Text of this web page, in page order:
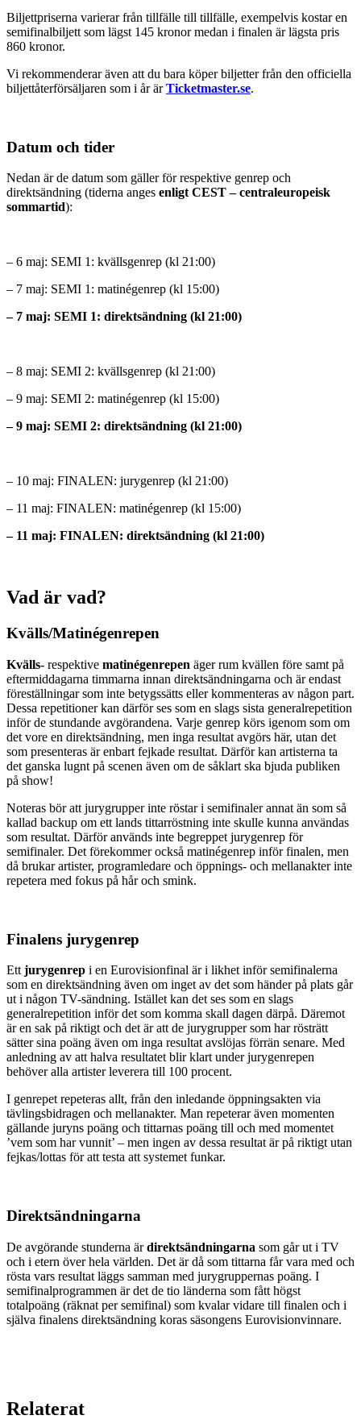
Biljettpriserna varierar från tillfälle till tillfälle, exempelvis kostar en
semifinalbiljett som lägst 145 kronor medan i finalen är lägsta pris
860 kronor.
Vi rekommenderar även att du bara köper biljetter från den officiella
biljettåterförsäljaren som i år ärTicketmaster.se.
Datum och tider
Nedan är de datum som gäller för respektive genrep och
direktsändning (tiderna anges enligt CEST – centraleuropeisk
sommartid):
– 6 maj: SEMI 1: kvällsgenrep (kl 21:00)
– 7 maj: SEMI 1: matinégenrep (kl 15:00)
– 7 maj: SEMI 1: direktsändning (kl 21:00)
– 8 maj: SEMI 2: kvällsgenrep (kl 21:00)
– 9 maj: SEMI 2: matinégenrep (kl 15:00)
– 9 maj: SEMI 2: direktsändning (kl 21:00)
– 10 maj: FINALEN: jurygenrep (kl 21:00)
– 11 maj: FINALEN: matinégenrep (kl 15:00)
– 11 maj: FINALEN: direktsändning (kl 21:00)
Vad är vad?
Kvälls/Matinégenrepen
Kvälls- respektive matinégenrepen äger rum kvällen före samt på
eftermiddagarna timmarna innan direktsändningarna och är endast
föreställningar som inte betygssätts eller kommenteras av någon part.
Dessa repetitioner kan därför ses som en slags sista generalrepetition
inför de stundande avgörandena. Varje genrep körs igenom som om
det vore en direktsändning, men inga resultat avgörs här, utan det
som presenteras är enbart fejkade resultat. Därför kan artisterna ta
det ganska lugnt på scenen även om de såklart ska bjuda publiken
på show!
Noteras bör att jurygrupper inte röstar i semifinaler annat än som så
kallad backup om ett lands tittarröstning inte skulle kunna användas
som resultat. Därför används inte begreppet jurygenrep för
semifinaler. Det förekommer också matinégenrep inför finalen, men
då brukar artister, programledare och öppnings- och mellanakter inte
repetera med fokus på hår och smink.
Finalens jurygenrep
Ettjurygenrep i en Eurovisionfinal är i likhet inför semifinalerna
som en direktsändning även om inget av det som händer på plats går
ut i någon TV-sändning. Istället kan det ses som en slags
generalrepetition inför det som komma skall dagen därpå. Däremot
är en sak på riktigt och det är att de jurygrupper som har rösträtt
sätter sina poäng även om inga resultat avslöjas förrän senare. Med
anledning av att halva resultatet blir klart under jurygenrepen
behöver alla artister leverera till 100 procent.
I genrepet repeteras allt, från den inledande öppningsakten via
tävlingsbidragen och mellanakter. Man repeterar även momenten
gällande juryns poäng och tittarnas poäng till och med momentet
’vem som har vunnit’ – men ingen av dessa resultat är på riktigt utan
fejkas/lottas för att testa att systemet funkar.
Direktsändningarna
De avgörande stunderna ärdirektsändningarna som går ut i TV
och i etern över hela världen. Det är då som tittarna får vara med och
rösta vars resultat läggs samman med jurygruppernas poäng. I
semifinalprogrammen är det de tio länderna som fått högst
totalpoäng (räknat per semifinal) som kvalar vidare till finalen och i
själva finalens direktsändning koras säsongens Eurovisionvinnare.
Relaterat